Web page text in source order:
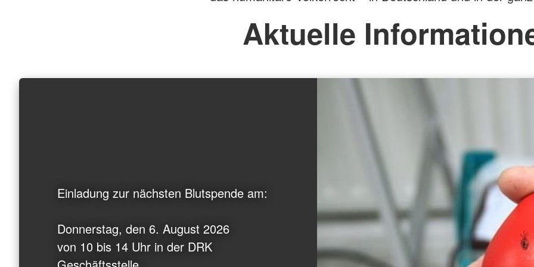
Aktuelle
Einladung zur nächsten Blutspende am:
Donnerstag, den 6. August 2026
von 10 bis 14 Uhr in der DRK